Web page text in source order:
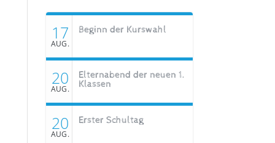
17
AUG.
Beginn der Kurswahl
20
AUG.
Elternabend der neuen 1.
Klassen
20
AUG.
Erster Schultag